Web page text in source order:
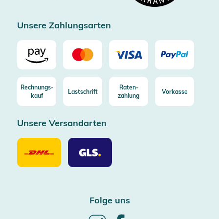
Unsere Zahlungsarten
Rechnungs-
kauf
Lastschrift
Raten-
zahlung
Vorkasse
Unsere Versandarten
Unsere
Versandarten
DHL
Unsere
Versandarten
GLS
Folge uns